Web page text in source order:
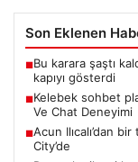
Son Eklenen
■Bu karara şaştı
kapıyı gösterdi
■Kelebek sohbet
Ve Chat Deneyimi
■Acun Ilıcalı’dan
City’de